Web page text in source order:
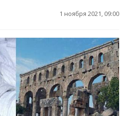
1 ноября 2021, 09:00